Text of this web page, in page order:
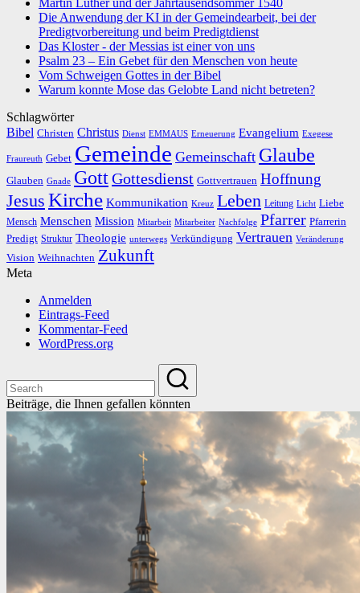
Die Anwendung der KI in der Gemeindearbeit, bei der
Predigtvorbereitung und beim Predigtdienst
Das Kloster - der Messias ist einer von uns
Psalm 23 – Ein Gebet für den Menschen von heute
Vom Schweigen Gottes in der Bibel
Warum konnte Mose das Gelobte Land nicht betreten?
Schlagwörter
Bibel Christen Christus Dienst EMMAUS Erneuerung Evangelium Exegese
Fraureuth Gebet Gemeinde Gemeinschaft Glaube
Glauben Gnade GottGottesdienst Gottvertrauen Hoffnung
Jesus Kirche Kommunikation Kreuz Leben Leitung Licht Liebe
Mensch Menschen Mission Mitarbeit Mitarbeiter Nachfolge Pfarrer Pfarrerin
Predigt Struktur Theologie unterwegs Verkündigung Vertrauen Veränderung
Vision Weihnachten Zukunft
Meta
Anmelden
Eintrags-Feed
Kommentar-Feed
WordPress.org
Beiträge, die Ihnen gefallen könnten